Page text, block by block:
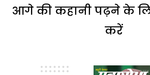
आगे की कहानी पढ़ने के
करें